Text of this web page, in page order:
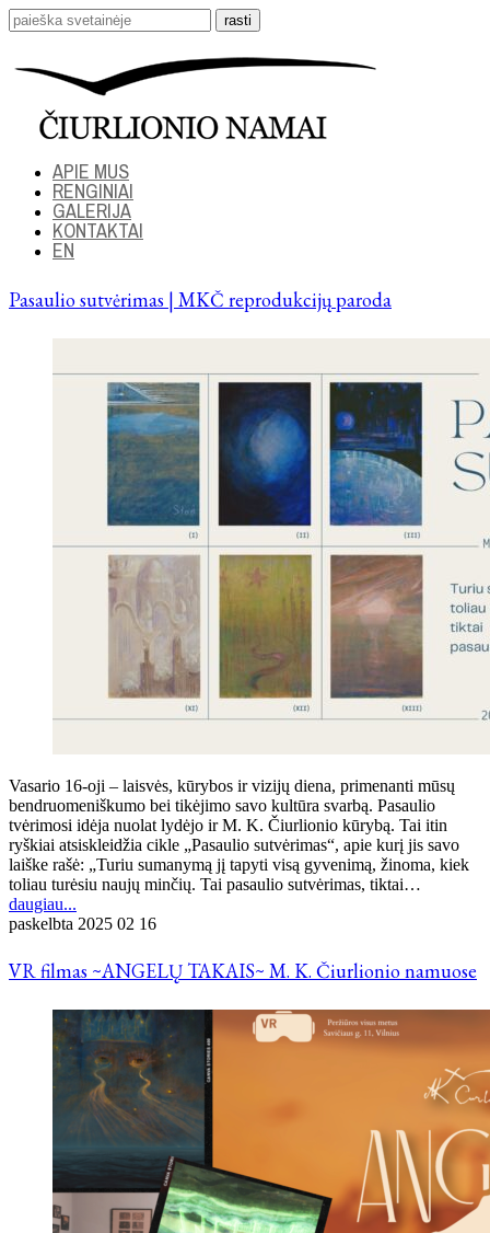
APIE MUS
RENGINIAI
GALERIJA
KONTAKTAI
EN
Pasaulio sutvėrimas | MKČ reprodukcijų paroda
Vasario 16-oji – laisvės, kūrybos ir vizijų diena, primenanti mūsų
bendruomeniškumo bei tikėjimo savo kultūra svarbą. Pasaulio
tvėrimosi idėja nuolat lydėjo ir M. K. Čiurlionio kūrybą. Tai itin
ryškiai atsiskleidžia cikle „Pasaulio sutvėrimas“, apie kurį jis savo
laiške rašė: „Turiu sumanymą jį tapyti visą gyvenimą, žinoma, kiek
toliau turėsiu naujų minčių. Tai pasaulio sutvėrimas, tiktai…
daugiau...
paskelbta 2025 02 16
VR filmas ~ANGELŲ TAKAIS~ M. K. Čiurlionio namuose